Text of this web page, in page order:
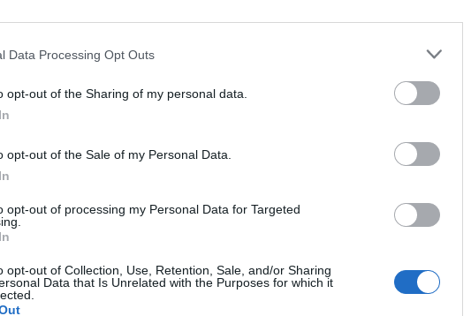
Data Processing Opt Outs
opt-out of the Sharing of my personal data.
opt-out of the Sale of my Personal Data.
opt-out of processing my Personal Data for Targeted
opt-out of Collection, Use, Retention, Sale, and/or Sharing
Data that Is Unrelated with the Purposes for which it
défauts qui surgissent. Le séchage insuffisant est l’un des
résume son expérience avec une pointe d’ironie :
positif. L’intérieur est bon marché ; tous les éléments en
la vaisselle. Même avec le cycle de séchage le plus élevé, il
ce constat : assiettes trempées, verres couverts de
favorise l’apparition de moisissures et d’odeurs
regardez même pas ce produit. Il ne sèche absolument pas une
évoquent aussi la fragilité générale des appareils.
quelques utilisations. Sur AJ Madison, un
pendant son fonctionnement et d’autres tombent par terre.